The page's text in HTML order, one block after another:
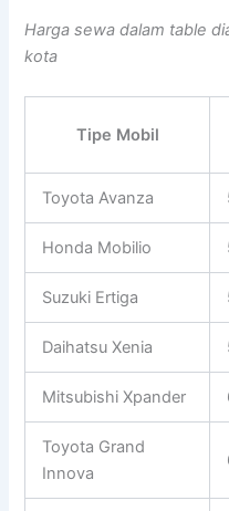
Harga sewa dalam table
kota
Tipe Mobil
Toyota Avanza
Honda Mobilio
Suzuki Ertiga
Daihatsu Xenia
Mitsubishi Xpander
Toyota Grand
Innova